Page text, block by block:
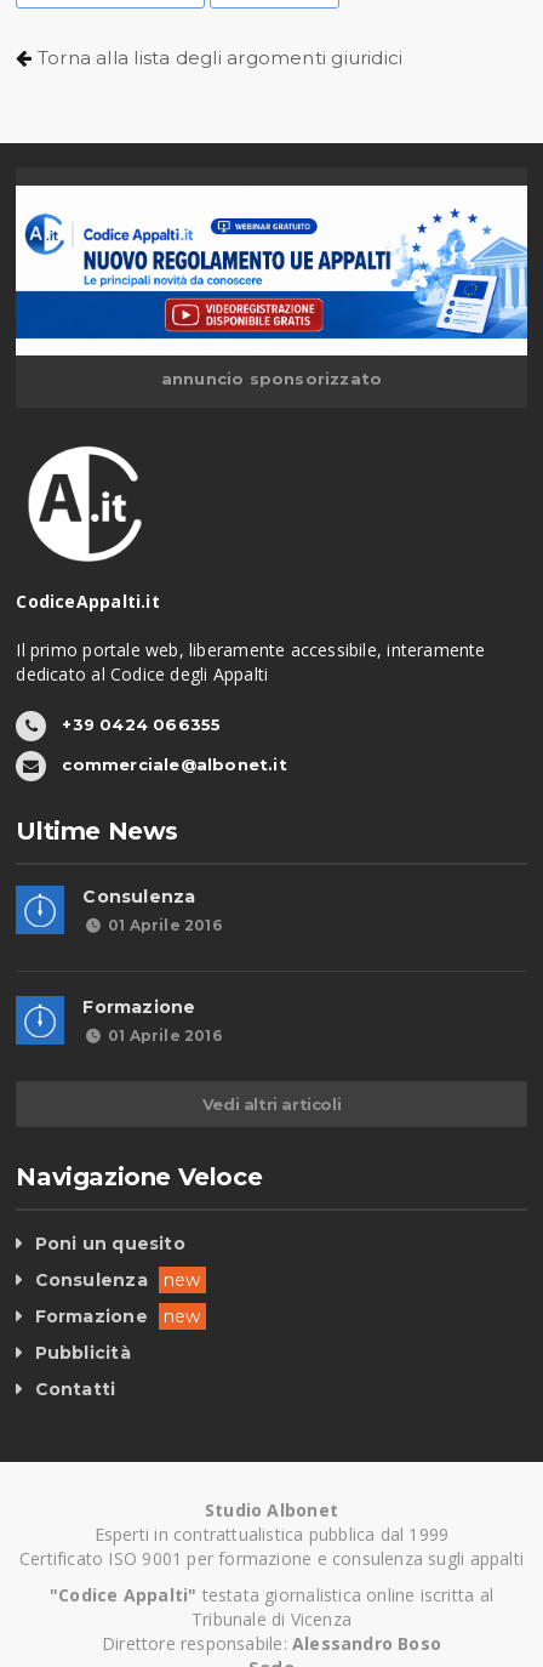
Torna alla lista degli argomenti giuridici
annuncio sponsorizzato
CodiceAppalti.it
Il primo portale web, liberamente accessibile, interamente
dedicato al Codice degli Appalti
+39 0424 066355
commerciale@albonet.it
Ultime News
Consulenza
01 Aprile 2016
Formazione
01 Aprile 2016
Vedi altri articoli
Navigazione Veloce
Poni un quesito
Consulenza
new
Formazione
new
Pubblicità
Contatti
Studio Albonet
Esperti in contrattualistica pubblica dal 1999
Certificato ISO 9001 per formazione e consulenza sugli appalti
"Codice Appalti" testata giornalistica online iscritta al
Tribunale di Vicenza
Direttore responsabile: Alessandro Boso